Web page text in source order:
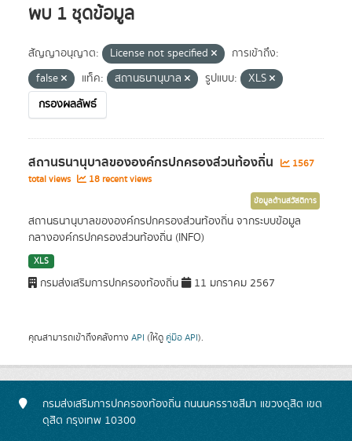
พบ 1 ชุดข้อมูล
สัญญาอนุญาต: License not specified
การเข้าถึง:
false
แท็ค: สถานธนานุบาล รูปแบบ:
XLS
กรองผลลัพธ์
สถานธนานุบาลขององค์กรปกครองส่วนท้องถิ่น
1567
total views
18 recent views
ข้อมูลด้านสวัสดิการ
สถานธนานุบาลขององค์กรปกครองส่วนท้องถิ่น จากระบบข้อมูล
กลางองค์กรปกครองส่วนท้องถิ่น (INFO)
XLS
กรมส่งเสริมการปกครองท้องถิ่น 11 มกราคม 2567
คุณสามารถเข้าถึงคลังทาง API (ให้ดู คู่มือ API).
กรมส่งเสริมการปกครองท้องถิ่น ถนนนครราชสีมา แขวงดุสิต เขต
ดุสิต กรุงเทพ 10300